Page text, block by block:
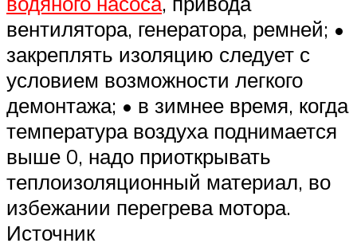
вентилятора, генератора, ремней; •
закреплять изоляцию следует с
условием возможности легкого
демонтажа; • в зимнее время, когда
температура воздуха поднимается
выше 0, надо приоткрывать
теплоизоляционный материал, во
избежании перегрева мотора.
Источник